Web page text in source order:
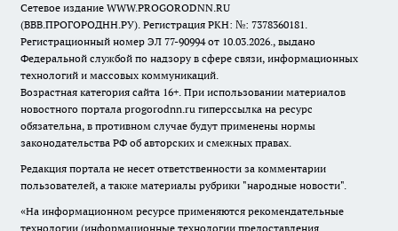
Сетевое издание WWW.PROGORODNN.RU
(ВВВ.ПРОГОРОДНН.РУ). Регистрация РКН: №: 7378360181.
Регистрационный номер ЭЛ 77-90994 от 10.03.2026., выдано
Федеральной службой по надзору в сфере связи, информационных
технологий и массовых коммуникаций.
Возрастная категория сайта 16+. При использовании материалов
новостного портала progorodnn.ru гиперссылка на ресурс
обязательна, в противном случае будут применены нормы
законодательства РФ об авторских и смежных правах.
Редакция портала не несет ответственности за комментарии
пользователей, а также материалы рубрики "народные новости".
«На информационном ресурсе применяются рекомендательные
технологии (информационные технологии предоставления